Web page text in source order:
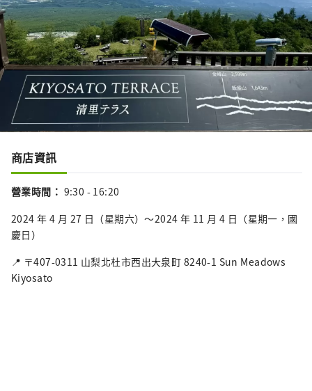
商店資訊
營業時間 ： 9:30 - 16:20
2024 年 4 月 27 日（星期六）～2024 年 11 月 4 日（星期一，國
慶日）
📍 〒407-0311 山梨北杜市西出大泉町 8240-1 Sun Meadows
Kiyosato